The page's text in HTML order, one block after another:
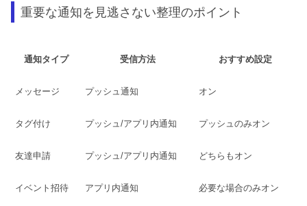
重要な通知を見逃さない整理のポイント
通知タイプ 受信方法 おすすめ設定
メッセージ プッシュ通知 オン
タグ付け プッシュ/アプリ内通知 プッシュのみオン
友達申請 プッシュ/アプリ内通知 どちらもオン
イベント招待 アプリ内通知 必要な場合のみオン